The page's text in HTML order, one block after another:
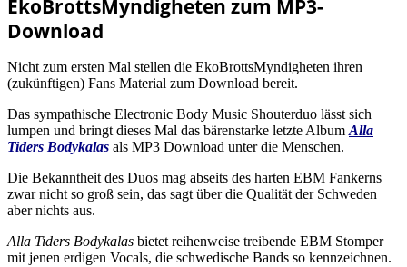
EkoBrottsMyndigheten zum MP3-
Download
Nicht zum ersten Mal stellen die EkoBrottsMyndigheten ihren
(zukünftigen) Fans Material zum Download bereit.
Das sympathische Electronic Body Music Shouterduo lässt sich
lumpen und bringt dieses Mal das bärenstarke letzte AlbumAlla
Tiders Bodykalas als MP3 Download unter die Menschen.
Die Bekanntheit des Duos mag abseits des harten EBM Fankerns
zwar nicht so groß sein, das sagt über die Qualität der Schweden
aber nichts aus.
Alla Tiders Bodykalas bietet reihenweise treibende EBM Stomper
mit jenen erdigen Vocals, die schwedische Bands so kennzeichnen.